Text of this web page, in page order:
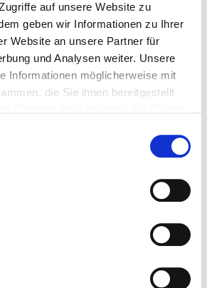
auf unsere Website zu
geben wir Informationen zu Ihrer
Website an unsere Partner für
und Analysen weiter. Unsere
Informationen möglicherweise mit
die Sie ihnen bereitgestellt